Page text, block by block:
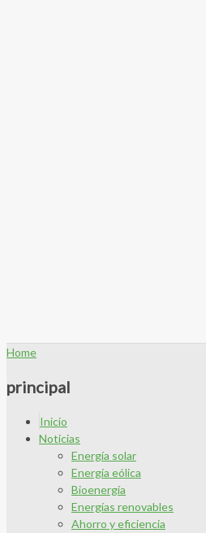
Home
principal
Inicio
Noticias
Energía solar
Energía eólica
Bioenergía
Energías renovables
Ahorro y eficiencia